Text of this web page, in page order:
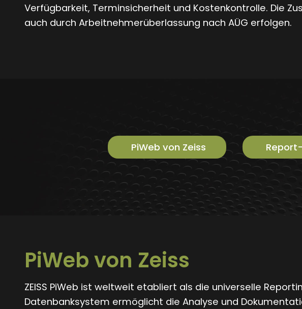
Verfügbarkeit, Terminsicherheit und Kostenkontrolle. Die
auch durch Arbeitnehmerüberlassung nach AÜG erfolgen.
PiWeb von Zeiss
PiWeb von Zeiss
ZEISS PiWeb ist weltweit etabliert als die universelle
Datenbanksystem ermöglicht die Analyse und